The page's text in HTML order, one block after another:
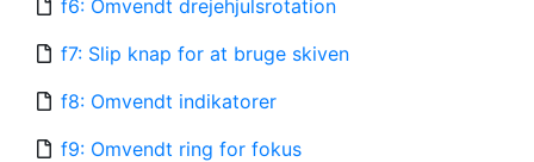
f6: Omvendt drejehjulsrotation
f7: Slip knap for at bruge skiven
f8: Omvendt indikatorer
f9: Omvendt ring for fokus